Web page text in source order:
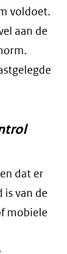
voldoet.
aan de
dat er
is van de
mobiele